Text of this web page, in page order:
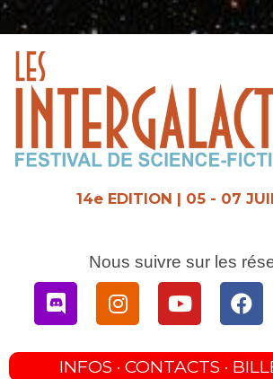
Aller
14e EDITION | 05 - 07
Nous suivre sur les
DiscordInstagramYoutube
INFOS · CONTACTS ·